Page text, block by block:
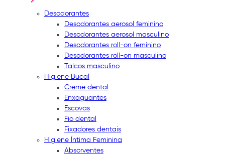
Desodorantes
Desodorantes aerosol feminino
Desodorantes aerosol masculino
Desodorantes roll-on feminino
Desodorantes roll-on masculino
Talcos masculino
Higiene Bucal
Creme dental
Enxaguantes
Escovas
Fio dental
Fixadores dentais
Higiene Íntima Feminina
Absorventes